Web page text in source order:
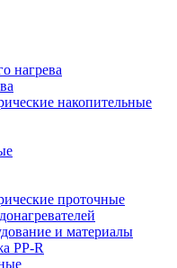
нагрева
накопительные
проточные
и материалы
PP-R